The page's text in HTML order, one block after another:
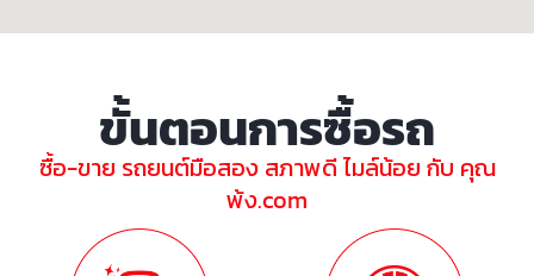
ขั้นตอนการซื้อรถ
ซื้อ-ขาย รถยนต์มือสอง สภาพดี ไมล์น้อย กับ คุณ
พ้ง.com